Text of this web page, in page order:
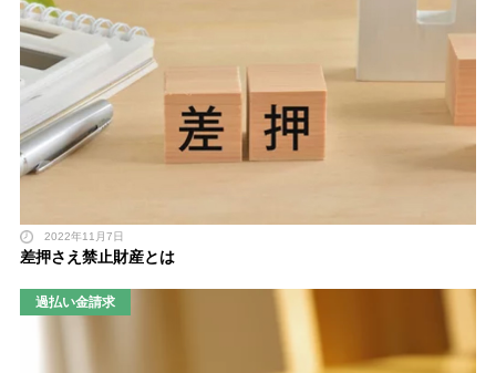
2022年11月7日
差押さえ禁止財産とは
過払い金請求